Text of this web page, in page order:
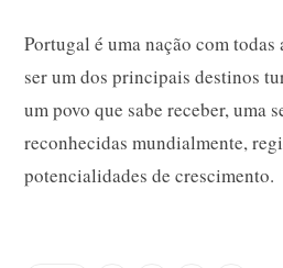
Portugal é uma nação com
ser um dos principais destinos
um povo que sabe receber, uma
reconhecidas mundialmente,
potencialidades de crescimento.